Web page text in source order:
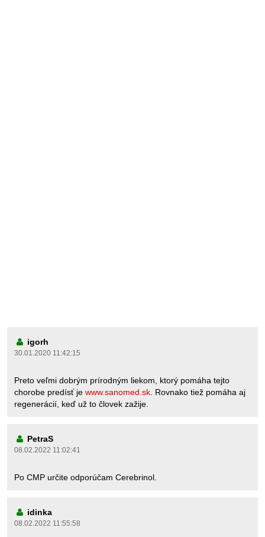
igorh
30.01.2020 11:42:15
Preto veľmi dobrým prírodným liekom, ktorý pomáha tejto
chorobe predísť je www.sanomed.sk . Rovnako tiež pomáha aj
regenerácií, keď už to človek zažije.
PetraS
08.02.2022 11:02:41
Po CMP určite odporúčam Cerebrinol.
idinka
08.02.2022 11:55:58